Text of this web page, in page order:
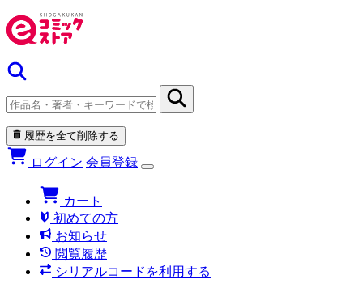
履歴を全て削除する
ログイン 会員登録
カート
初めての方
お知らせ
閲覧履歴
シリアルコードを利用する